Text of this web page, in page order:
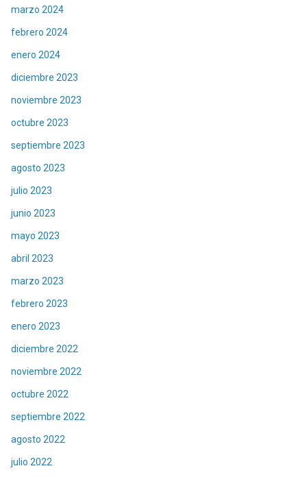
marzo 2024
febrero 2024
enero 2024
diciembre 2023
noviembre 2023
octubre 2023
septiembre 2023
agosto 2023
julio 2023
junio 2023
mayo 2023
abril 2023
marzo 2023
febrero 2023
enero 2023
diciembre 2022
noviembre 2022
octubre 2022
septiembre 2022
agosto 2022
julio 2022